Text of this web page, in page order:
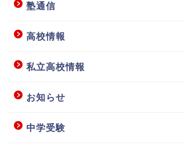
塾通信
高校情報
私立高校情報
お知らせ
中学受験